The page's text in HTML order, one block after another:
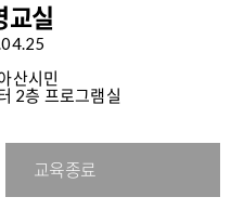
교실
산시민
2층 프로그램실
교육종료